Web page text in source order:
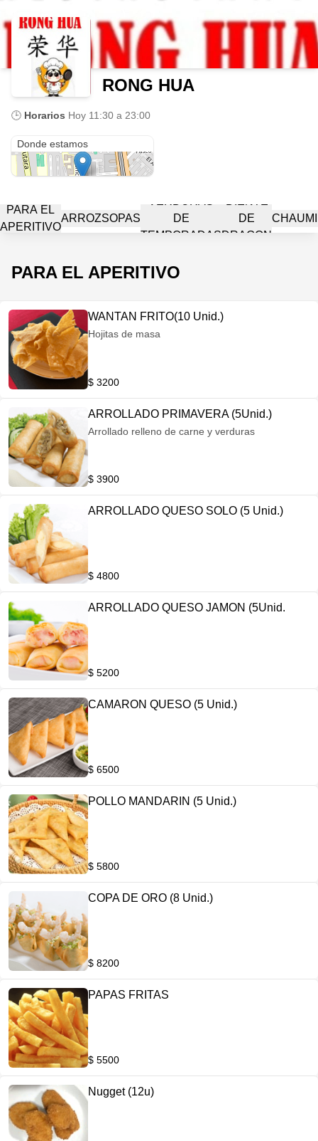
RONG HUA
🕒 Horarios Hoy 11:30 a 23:00
Donde estamos
PARA EL
APERITIVO
ARROZSOPAS
DE
TEMPORADAS
DE
DRAGON
PARA EL APERITIVO
WANTAN FRITO(10 Unid.)
Hojitas de masa
$ 3200
ARROLLADO PRIMAVERA (5Unid.)
Arrollado relleno de carne y verduras
$ 3900
ARROLLADO QUESO SOLO (5 Unid.)
$ 4800
ARROLLADO QUESO JAMON (5Unid.
$ 5200
CAMARON QUESO (5 Unid.)
$ 6500
POLLO MANDARIN (5 Unid.)
$ 5800
COPA DE ORO (8 Unid.)
$ 8200
PAPAS FRITAS
$ 5500
Nugget (12u)